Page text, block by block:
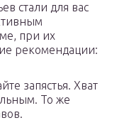
стали для вас
при их
рекомендации:
запястья. Хват
То же